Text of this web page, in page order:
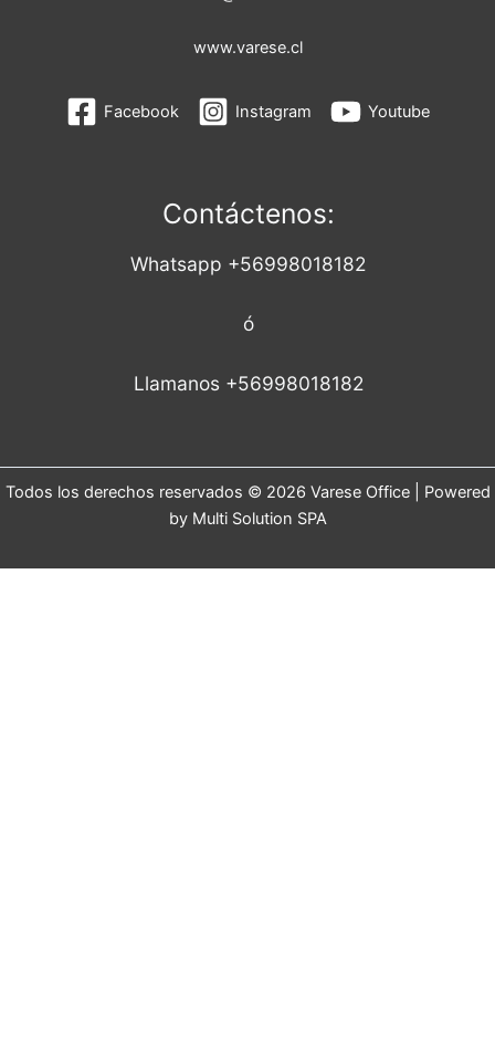
www.varese.cl
Facebook Instagram Youtube
Contáctenos:
Whatsapp +56998018182
ó
Llamanos +56998018182
Todos los derechos reservados © 2026 Varese Office | Powered
by Multi Solution SPA